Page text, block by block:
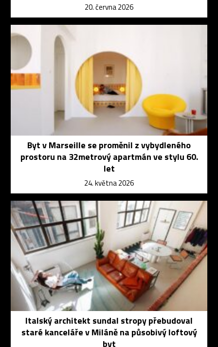
20. června 2026
Byt v Marseille se proměnil z vybydleného
prostoru na 32metrový apartmán ve stylu 60.
let
24. května 2026
Italský architekt sundal stropy přebudoval
staré kanceláře v Miláně na působivý loftový
byt